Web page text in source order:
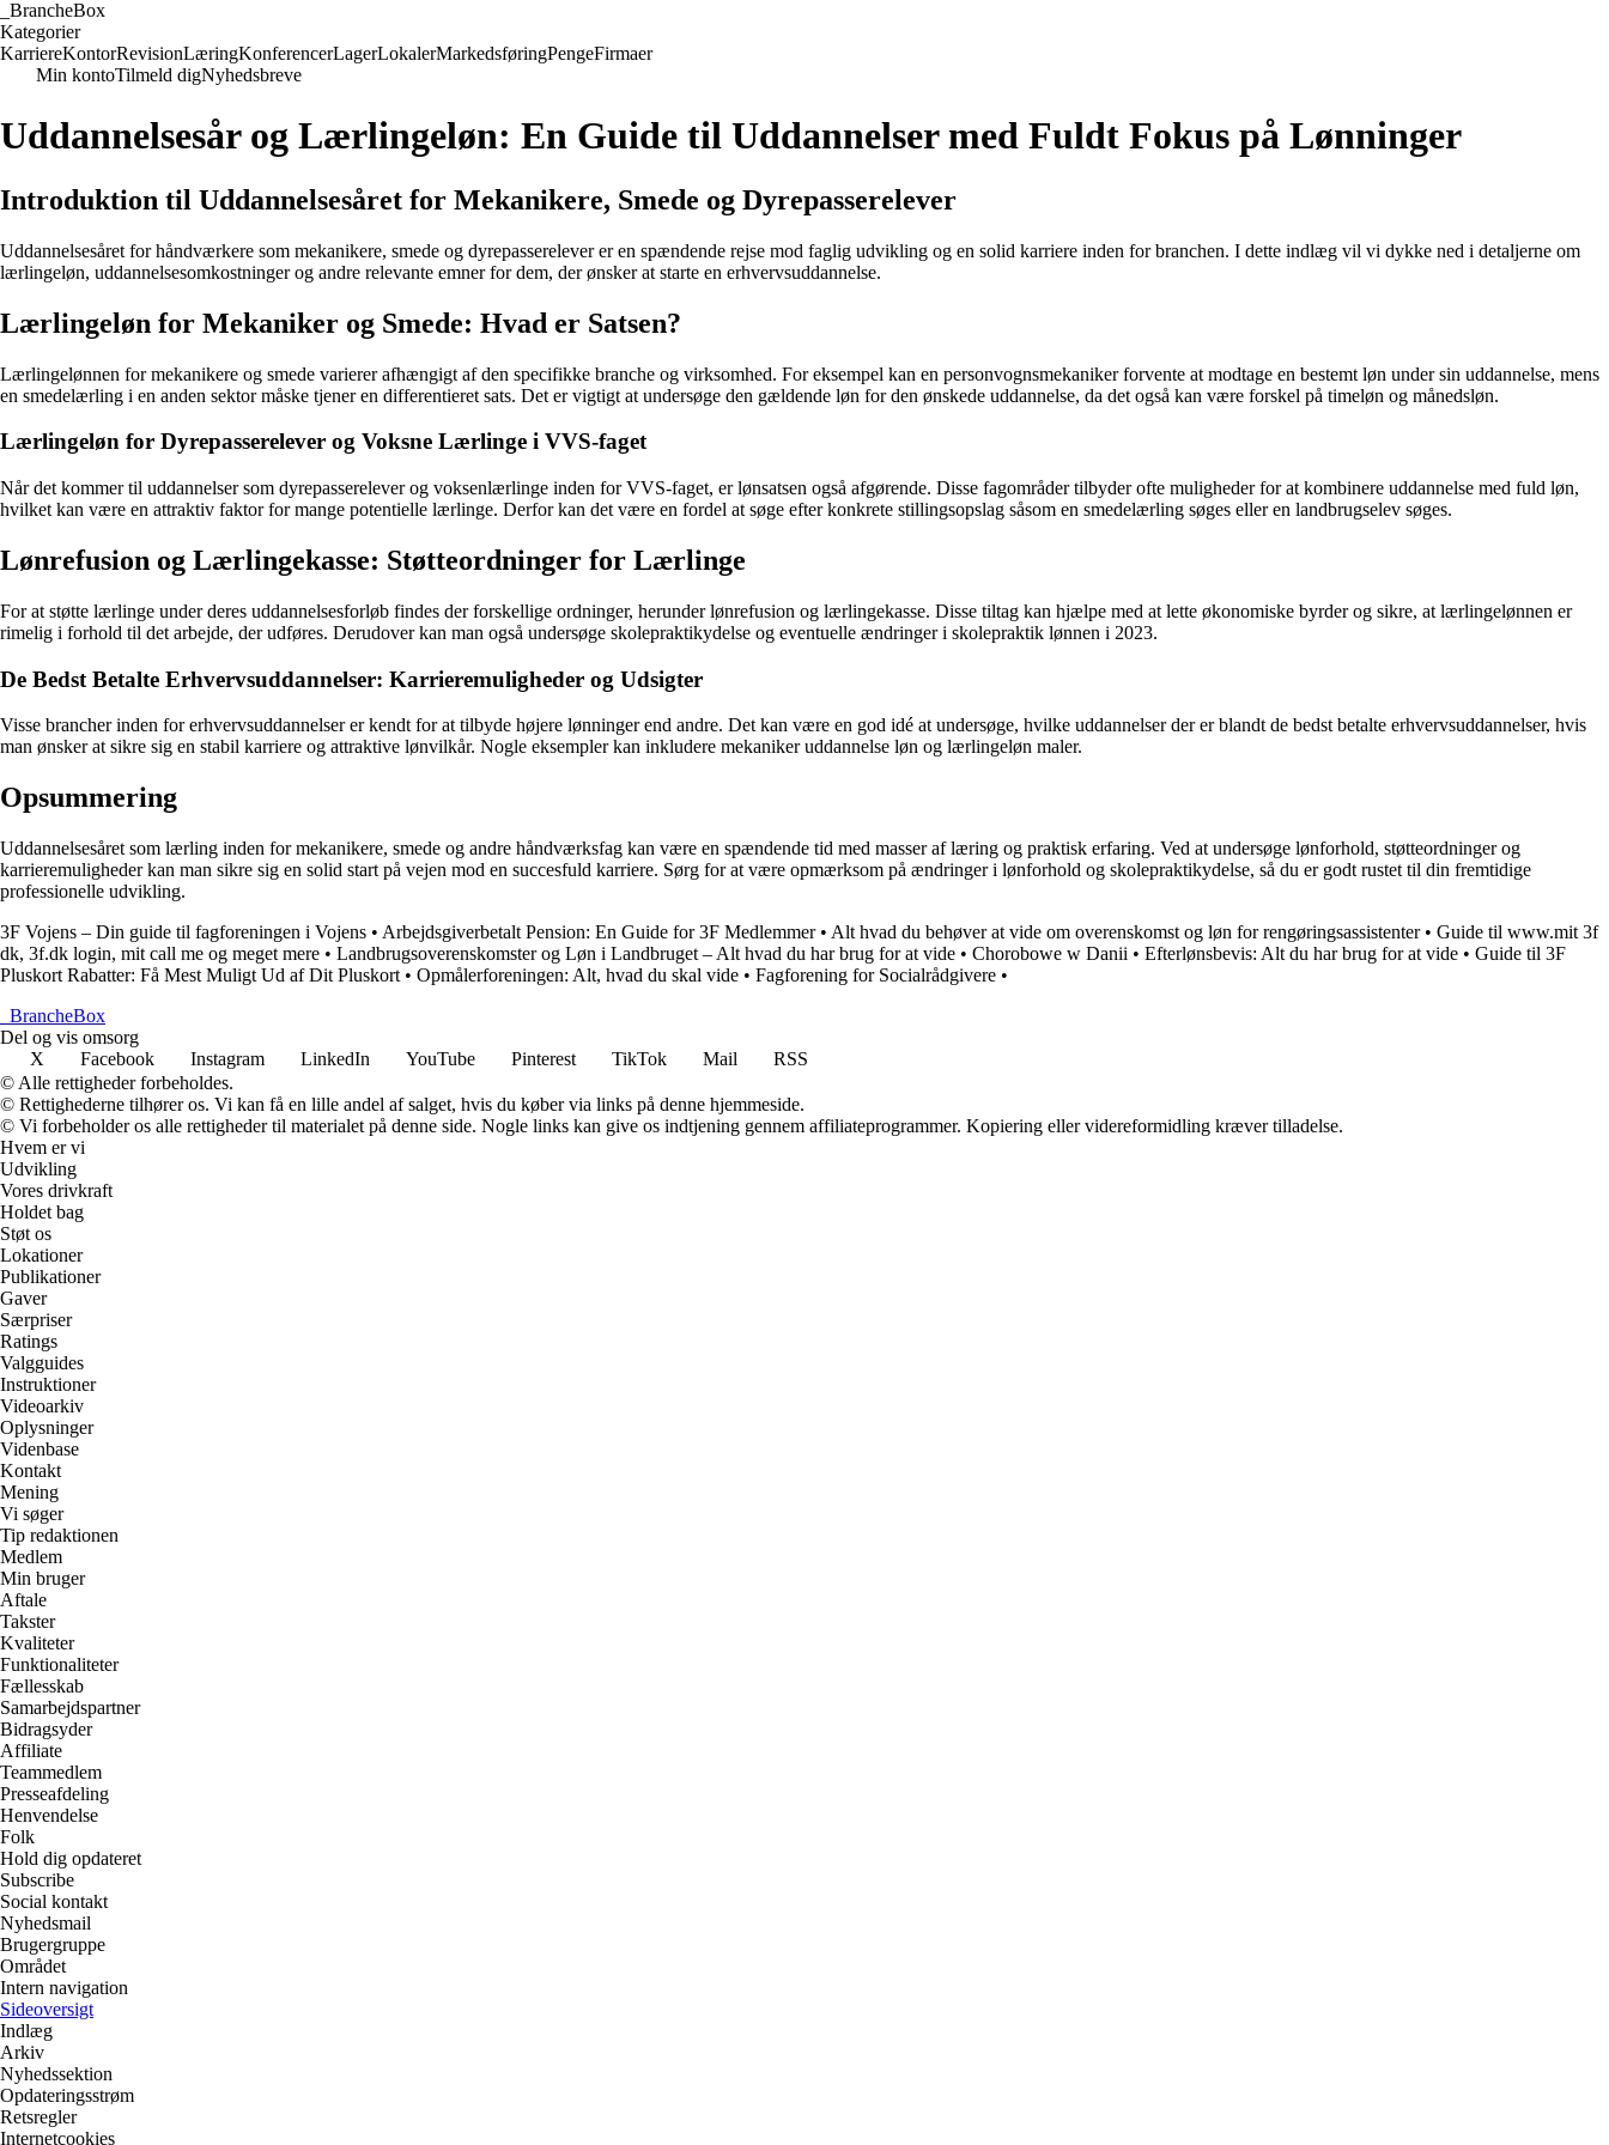
BrancheBox
Kategorier
KarriereKontorRevisionLæringKonferencerLagerLokalerMarkedsføringPengeFirmaer
Min kontoTilmeld digNyhedsbreve
Uddannelsesår og Lærlingeløn: En Guide til Uddannelser med Fuldt Fokus på Lønninger
Introduktion til Uddannelsesåret for Mekanikere, Smede og Dyrepasserelever
Uddannelsesåret for håndværkere som mekanikere, smede og dyrepasserelever er en spændende rejse mod faglig udvikling og en solid karriere inden for branchen. I dette indlæg vil vi dykke ned i detaljerne om
lærlingeløn, uddannelsesomkostninger og andre relevante emner for dem, der ønsker at starte en erhvervsuddannelse.
Lærlingeløn for Mekaniker og Smede: Hvad er Satsen?
Lærlingelønnen for mekanikere og smede varierer afhængigt af den specifikke branche og virksomhed. For eksempel kan en personvognsmekaniker forvente at modtage en bestemt løn under sin uddannelse, mens
en smedelærling i en anden sektor måske tjener en differentieret sats. Det er vigtigt at undersøge den gældende løn for den ønskede uddannelse, da det også kan være forskel på timeløn og månedsløn.
Lærlingeløn for Dyrepasserelever og Voksne Lærlinge i VVS-faget
Når det kommer til uddannelser som dyrepasserelever og voksenlærlinge inden for VVS-faget, er lønsatsen også afgørende. Disse fagområder tilbyder ofte muligheder for at kombinere uddannelse med fuld løn,
hvilket kan være en attraktiv faktor for mange potentielle lærlinge. Derfor kan det være en fordel at søge efter konkrete stillingsopslag såsom en smedelærling søges eller en landbrugselev søges.
Lønrefusion og Lærlingekasse: Støtteordninger for Lærlinge
For at støtte lærlinge under deres uddannelsesforløb findes der forskellige ordninger, herunder lønrefusion og lærlingekasse. Disse tiltag kan hjælpe med at lette økonomiske byrder og sikre, at lærlingelønnen er
rimelig i forhold til det arbejde, der udføres. Derudover kan man også undersøge skolepraktikydelse og eventuelle ændringer i skolepraktik lønnen i 2023.
De Bedst Betalte Erhvervsuddannelser: Karrieremuligheder og Udsigter
Visse brancher inden for erhvervsuddannelser er kendt for at tilbyde højere lønninger end andre. Det kan være en god idé at undersøge, hvilke uddannelser der er blandt de bedst betalte erhvervsuddannelser, hvis
man ønsker at sikre sig en stabil karriere og attraktive lønvilkår. Nogle eksempler kan inkludere mekaniker uddannelse løn og lærlingeløn maler.
Opsummering
Uddannelsesåret som lærling inden for mekanikere, smede og andre håndværksfag kan være en spændende tid med masser af læring og praktisk erfaring. Ved at undersøge lønforhold, støtteordninger og
karrieremuligheder kan man sikre sig en solid start på vejen mod en succesfuld karriere. Sørg for at være opmærksom på ændringer i lønforhold og skolepraktikydelse, så du er godt rustet til din fremtidige
professionelle udvikling.
3F Vojens – Din guide til fagforeningen i Vojens • Arbejdsgiverbetalt Pension: En Guide for 3F Medlemmer• Alt hvad du behøver at vide om overenskomst og løn for rengøringsassistenter• Guide til www.mit 3f
dk, 3f.dk login, mit call me og meget mere • Landbrugsoverenskomster og Løn i Landbruget – Alt hvad du har brug for at vide • Chorobowe w Danii • Efterlønsbevis: Alt du har brug for at vide • Guide til 3F
Pluskort Rabatter: Få Mest Muligt Ud af Dit Pluskort • Opmålerforeningen: Alt, hvad du skal vide • Fagforening for Socialrådgivere •
BrancheBox
Del og vis omsorg
X
Facebook Instagram LinkedIn YouTube Pinterest TikTok Mail
RSS
© Alle rettigheder forbeholdes.
© Rettighederne tilhører os. Vi kan få en lille andel af salget, hvis du køber via links på denne hjemmeside.
© Vi forbeholder os alle rettigheder til materialet på denne side. Nogle links kan give os indtjening gennem affiliateprogrammer. Kopiering eller videreformidling kræver tilladelse.
Hvem er vi
Udvikling
Vores drivkraft
Holdet bag
Støt os
Lokationer
Publikationer
Gaver
Særpriser
Ratings
Valgguides
Instruktioner
Videoarkiv
Oplysninger
Videnbase
Kontakt
Mening
Vi søger
Tip redaktionen
Medlem
Min bruger
Aftale
Takster
Kvaliteter
Funktionaliteter
Fællesskab
Samarbejdspartner
Bidragsyder
Affiliate
Teammedlem
Presseafdeling
Henvendelse
Folk
Hold dig opdateret
Subscribe
Social kontakt
Nyhedsmail
Brugergruppe
Området
Intern navigation
Sideoversigt
Indlæg
Arkiv
Nyhedssektion
Opdateringsstrøm
Retsregler
Internetcookies